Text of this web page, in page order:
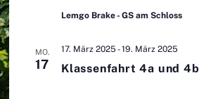
Lemgo Brake - GS am Schloss
MO.
17 Klassenfahrt 4a und 4b
17. März 2025 -19. März 2025